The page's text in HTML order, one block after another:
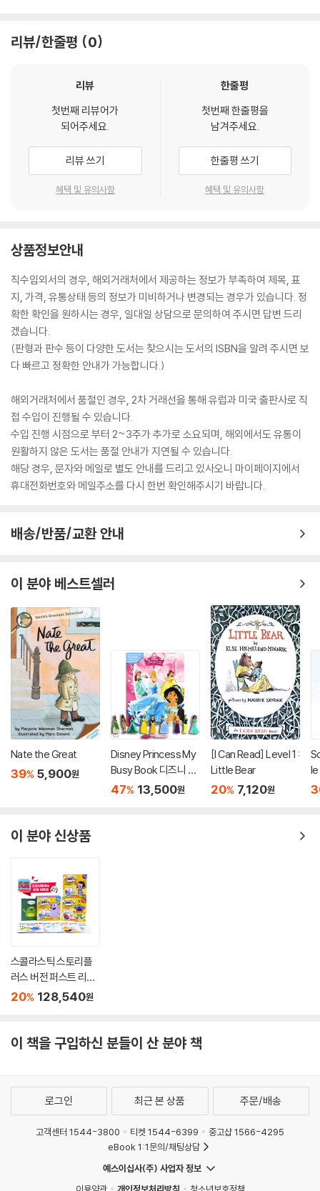
리뷰/한줄평 0
리뷰
첫번째 리뷰어가
되어주세요.
리뷰 쓰기
혜택 및 유의사항
한줄평
첫번째 한줄평을
남겨주세요.
한줄평 쓰기
혜택 및 유의사항
상품정보안내
직수입외서의 경우, 해외거래처에서 제공하는 정보가 부족하여 제목, 표
지, 가격, 유통상태 등의 정보가 미비하거나 변경되는 경우가 있습니다. 정
확한 확인을 원하시는 경우, 일대일 상담으로 문의하여 주시면 답변 드리
겠습니다.
(판형과 판수 등이 다양한 도서는 찾으시는 도서의 ISBN을 알려 주시면 보
다 빠르고 정확한 안내가 가능합니다.)
해외거래처에서 품절인 경우, 2차 거래선을 통해 유럽과 미국 출판사로 직
접 수입이 진행될 수 있습니다.
수입 진행 시점으로 부터 2~3주가 추가로 소요되며, 해외에서도 유통이
원활하지 않은 도서는 품절 안내가 지연될 수 있습니다.
해당 경우, 문자와 메일로 별도 안내를 드리고 있사오니 마이페이지에서
휴대전화번호와 메일주소를 다시 한번 확인해주시기 바랍니다.
배송/반품/교환 안내
이 분야 베스트셀러
Nate the Great
39% 5,900원
Disney Princess My
Busy Book 디즈니 프
린세스 비지북 피규어
47% 13,500원
[I Can Read] Level 1 :
Little Bear
20% 7,120원
이 분야 신상품
스콜라스틱 스토리플
러스 버전 퍼스트 리틀
코믹스 A~F 3종 세트
20% 128,540원
이 책을 구입하신 분들이 산 분야 책
로그인 최근 본 상품 주문/배송
고객센터 1544-3800 티켓 1544-6399
중고샵 1566-4295
eBook 1:1문의/채팅상담
예스이십사(주) 사업자 정보